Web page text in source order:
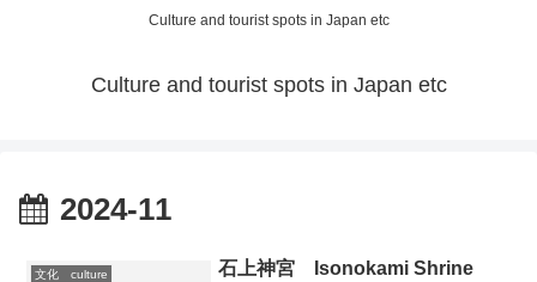
Culture and tourist spots in Japan etc
Culture and tourist spots in Japan etc
2024-11
文化 culture 石上神宮 Isonokami Shrine